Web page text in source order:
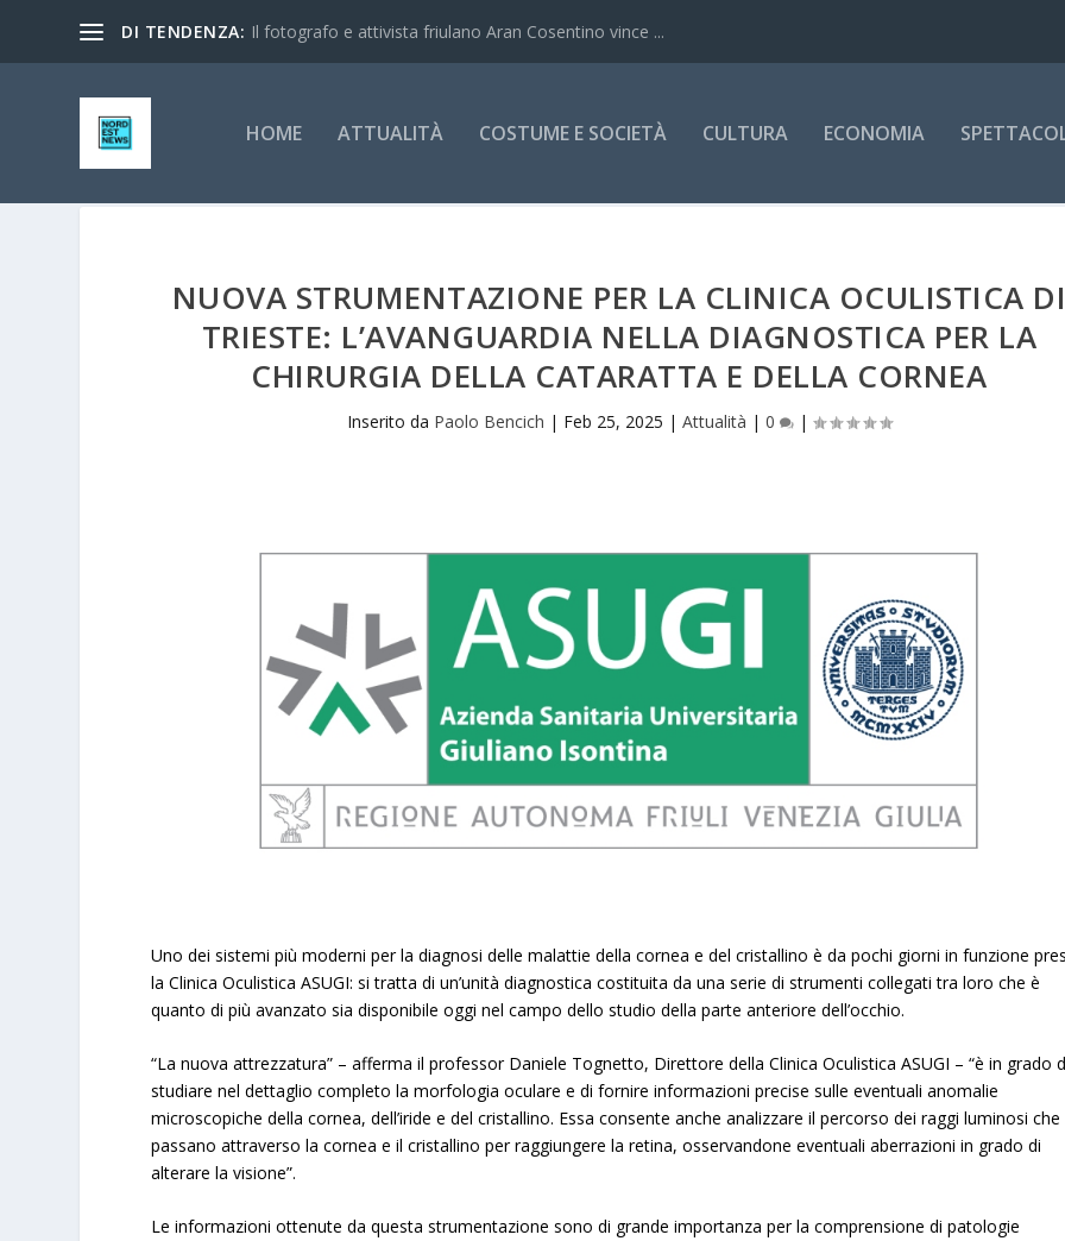
DI TENDENZA: Il fotografo e attivista friulano Aran Cosentino vince ...
HOME ATTUALITÀ COSTUME E SOCIETÀ CULTURA ECONOMIA
NUOVA STRUMENTAZIONE PER LA CLINICA OCULISTICA DI
TRIESTE: L’AVANGUARDIA NELLA DIAGNOSTICA PER LA
CHIRURGIA DELLA CATARATTA E DELLA CORNEA
Inserito da Paolo Bencich | Feb 25, 2025 | Attualità | 0 |
Uno dei sistemi più moderni per la diagnosi delle malattie della cornea e del cristallino è da pochi giorni in funzione
la Clinica Oculistica ASUGI: si tratta di un’unità diagnostica costituita da una serie di strumenti collegati tra loro che è
quanto di più avanzato sia disponibile oggi nel campo dello studio della parte anteriore dell’occhio.
“La nuova attrezzatura” – afferma il professor Daniele Tognetto, Direttore della Clinica Oculistica ASUGI – “è in grado
studiare nel dettaglio completo la morfologia oculare e di fornire informazioni precise sulle eventuali anomalie
microscopiche della cornea, dell’iride e del cristallino. Essa consente anche analizzare il percorso dei raggi luminosi che
passano attraverso la cornea e il cristallino per raggiungere la retina, osservandone eventuali aberrazioni in grado di
alterare la visione”.
Le informazioni ottenute da questa strumentazione sono di grande importanza per la comprensione di patologie